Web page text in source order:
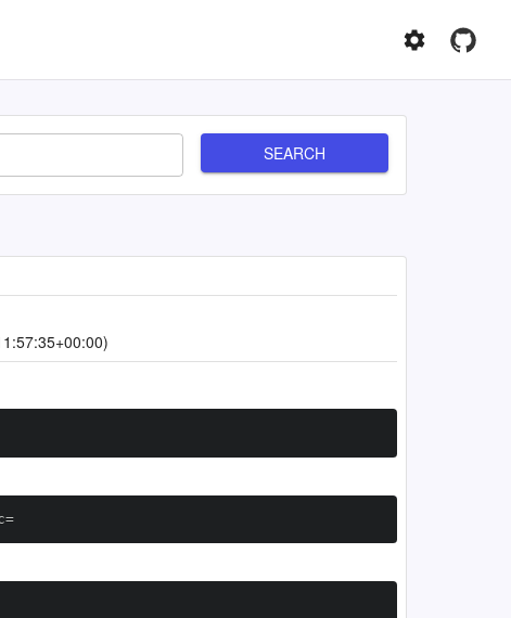
SEARCH